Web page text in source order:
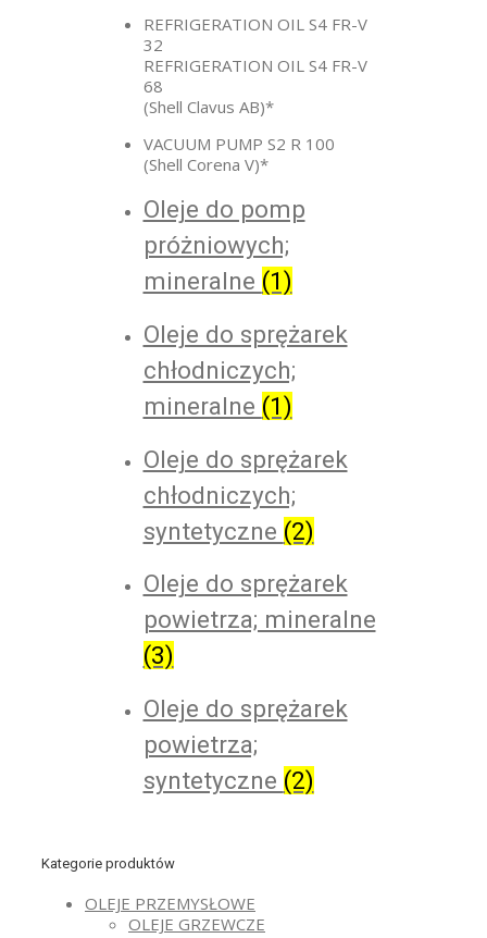
REFRIGERATION OIL S4 FR-V
32
REFRIGERATION OIL S4 FR-V
68
(Shell Clavus AB)*
VACUUM PUMP S2 R 100
(Shell Corena V)*
Oleje do pomp
próżniowych;
mineralne (1)
Oleje do sprężarek
chłodniczych;
mineralne (1)
Oleje do sprężarek
chłodniczych;
syntetyczne (2)
Oleje do sprężarek
powietrza; mineralne
(3)
Oleje do sprężarek
powietrza;
syntetyczne (2)
Kategorie produktów
OLEJE PRZEMYSŁOWE
OLEJE GRZEWCZE